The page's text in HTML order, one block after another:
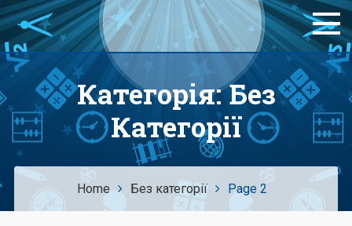
Категорія:Без
Категорії
Home Без категорії Page 2